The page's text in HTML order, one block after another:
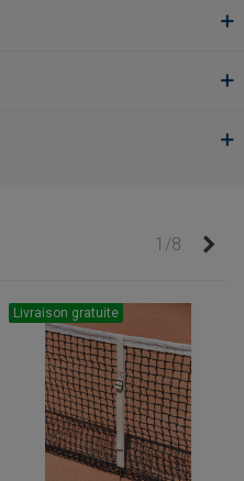
1/8
Livraison gratuite